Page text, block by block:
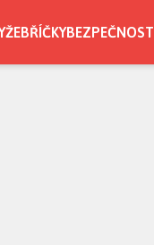
ŽEBŘÍČKYBEZPEČNOST